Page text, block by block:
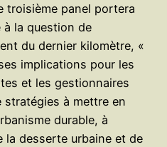
troisième panel portera
la question de
du dernier kilomètre, «
implications pour les
et les gestionnaires
à mettre en
durable, à
la desserte urbaine et de